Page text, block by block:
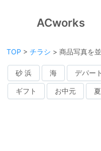
ACworks
TOP > チラシ > 商品写真を
砂 浜 海 デパート
ギフト お中元 夏